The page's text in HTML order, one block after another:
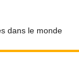
dans le monde